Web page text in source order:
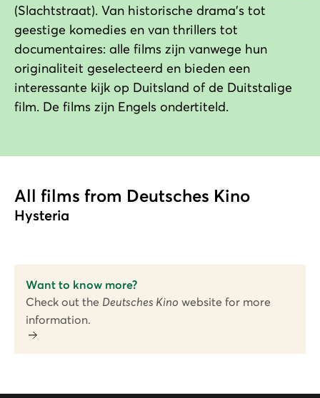
(Slachtstraat). Van historische drama's tot
geestige komedies en van thrillers tot
documentaires: alle films zijn vanwege hun
originaliteit geselecteerd en bieden een
interessante kijk op Duitsland of de Duitstalige
film. De films zijn Engels ondertiteld.
All films from Deutsches Kino
Hysteria
Want to know more?
Check out the Deutsches Kino website for more
information.